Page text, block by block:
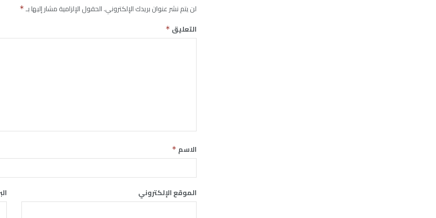
لن يتم نشر عنوان بريدك الإلكتروني.الحقول الإلزامية مشار إليها بـ*
التعليق *
الاسم *
الموقع الإلكتروني